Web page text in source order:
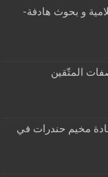
حوارات اسلامية و بحوث هادفة-
المتّقين
مخيم حندرات في